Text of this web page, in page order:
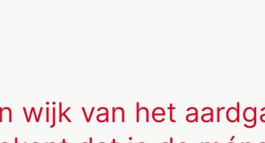
wijk van het